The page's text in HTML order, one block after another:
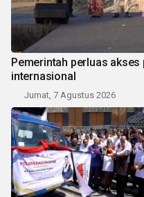
Pemerintah perluas
internasional
Jumat, 7 Agustus 2026